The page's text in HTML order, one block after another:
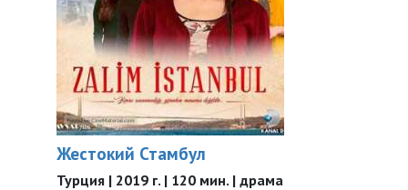
Жестокий Стамбул
Турция | 2019 г. | 120 мин. | драма